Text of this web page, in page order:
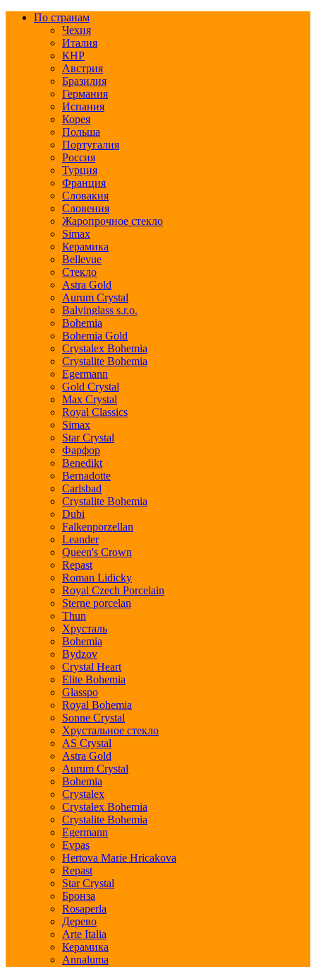
По странам
Чехия
Италия
КНР
Австрия
Бразилия
Германия
Испания
Корея
Польша
Португалия
Россия
Турция
Франция
Словакия
Словения
Жаропрочное стекло
Simax
Керамика
Bellevue
Стекло
Astra Gold
Aurum Crystal
Balvinglass s.r.o.
Bohemia
Bohemia Gold
Crystalex Bohemia
Crystalite Bohemia
Egermann
Gold Crystal
Max Crystal
Royal Classics
Simax
Star Crystal
Фарфор
Benedikt
Bernadotte
Carlsbad
Crystalite Bohemia
Dubi
Falkenporzellan
Leander
Queen's Crown
Repast
Roman Lidicky
Royal Czech Porcelain
Sterne porcelan
Thun
Хрусталь
Bohemia
Bydzov
Crystal Heart
Elite Bohemia
Glasspo
Royal Bohemia
Sonne Crystal
Хрустальное стекло
AS Crystal
Astra Gold
Aurum Crystal
Bohemia
Crystalex
Crystalex Bohemia
Crystalite Bohemia
Egermann
Evpas
Hertova Marie Hricakova
Repast
Star Crystal
Бронза
Rosaperla
Дерево
Arte Italia
Керамика
Annaluma